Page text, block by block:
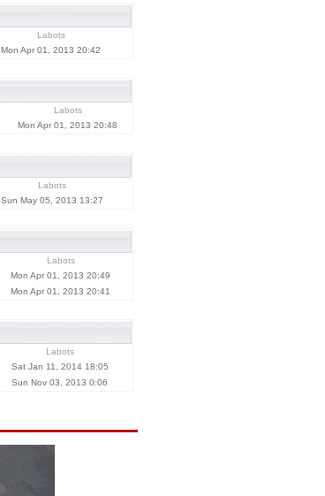
Labots
Mon Apr 01, 2013 20:42
Labots
Mon Apr 01, 2013 20:48
Labots
Sun May 05, 2013 13:27
Labots
Mon Apr 01, 2013 20:49
Mon Apr 01, 2013 20:41
Labots
Sat Jan 11, 2014 18:05
Sun Nov 03, 2013 0:06